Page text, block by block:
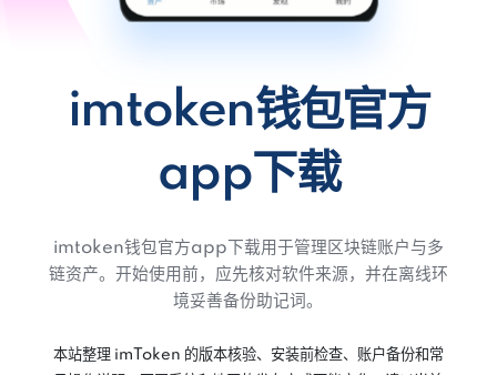
imtoken钱包官方
app下载
imtoken钱包官方app下载用于管理区块链账户与多
链资产。开始使用前，应先核对软件来源，并在离线环
境妥善备份助记词。
本站整理 imToken 的版本核验、安装前检查、账户备份和常